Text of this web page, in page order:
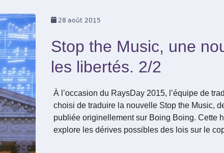
28 août 2015
Stop the Music, une
les libertés. 2/2
À l’occasion du RaysDay 2015, l’équipe de
choisi de traduire la nouvelle Stop the Music,
publiée originellement sur Boing Boing. Cette
explore les dérives possibles des lois sur le